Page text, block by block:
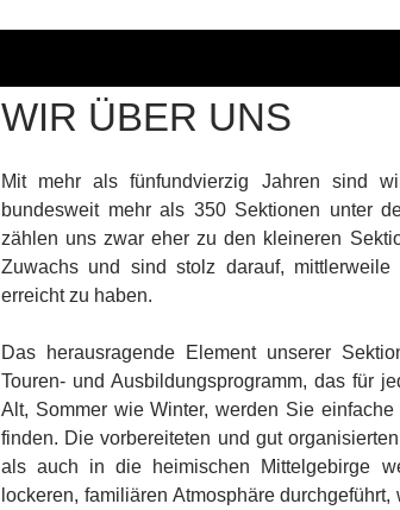
WIR ÜBER UNS
Mit mehr als fünfundvierzig Jahren sind
bundesweit mehr als 350 Sektionen unter
zählen uns zwar eher zu den kleineren
Zuwachs und sind stolz darauf,
erreicht zu haben.
Das herausragende Element unserer
Touren- und Ausbildungsprogramm, das für
Alt, Sommer wie Winter, werden Sie
finden. Die vorbereiteten und gut
als auch in die heimischen Mittelgebirge
lockeren, familiären Atmosphäre